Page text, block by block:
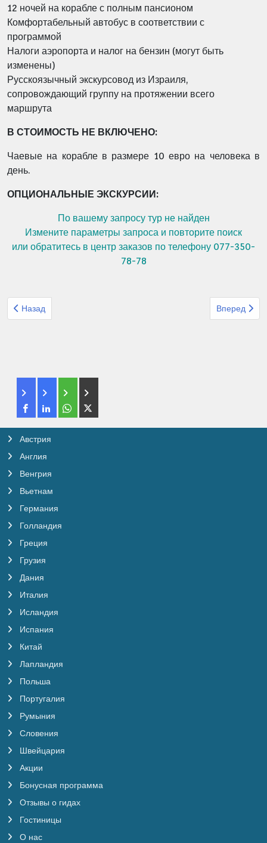
12 ночей на корабле с полным пансионом
Комфортабельный автобус в соответствии с
программой
Налоги аэропорта и налог на бензин (могут быть
изменены)
Русскоязычный экскурсовод из Израиля,
сопровождающий группу на протяжении всего
маршрута
В СТОИМОСТЬ НЕ ВКЛЮЧЕНО:
Чаевые на корабле в размере 10 евро на человека в
день.
ОПЦИОНАЛЬНЫЕ ЭКСКУРСИИ:
По вашему запросу тур не найден
Измените параметры запроса и повторите поиск
или обратитесь в центр заказов по телефону 077-350-
78-78
Предыдущий: Круиз из Средизеноморья в Атлантику, Канары,
Назад Следующий:
Вперед
Австрия
Англия
Венгрия
Вьетнам
Германия
Голландия
Греция
Грузия
Дания
Италия
Исландия
Испания
Китай
Лапландия
Польша
Португалия
Румыния
Словения
Швейцария
Акции
Бонусная программа
Отзывы о гидах
Гостиницы
О нас